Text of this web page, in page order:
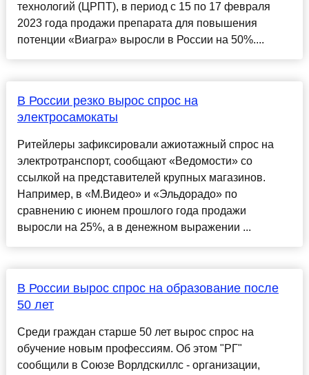
технологий (ЦРПТ), в период с 15 по 17 февраля
2023 года продажи препарата для повышения
потенции «Виагра» выросли в России на 50%....
В России резко вырос спрос на
электросамокаты
Ритейлеры зафиксировали ажиотажный спрос на
электротранспорт, сообщают «Ведомости» со
ссылкой на представителей крупных магазинов.
Например, в «М.Видео» и «Эльдорадо» по
сравнению с июнем прошлого года продажи
выросли на 25%, а в денежном выражении ...
В России вырос спрос на образование после
50 лет
Среди граждан старше 50 лет вырос спрос на
обучение новым профессиям. Об этом "РГ"
сообщили в Союзе Ворлдскиллс - организации,